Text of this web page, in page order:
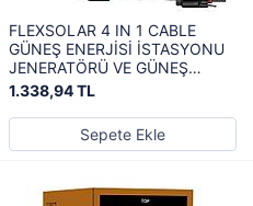
FLEXSOLAR 4 IN 1 CABLE
GÜNEŞ ENERJİSİ İSTASYONU
JENERATÖRÜ VE GÜNEŞ
PANELİ İÇİN ANDERSON
ADAPTÖR
1.338,94 TL
Sepete Ekle